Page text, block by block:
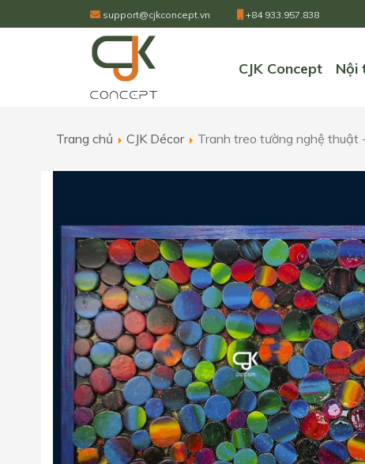
support@cjkconcept.vn +84 933.957.838
CJK Concept Nội
Trang chủ CJK Décor Tranh treo tường nghệ thuật